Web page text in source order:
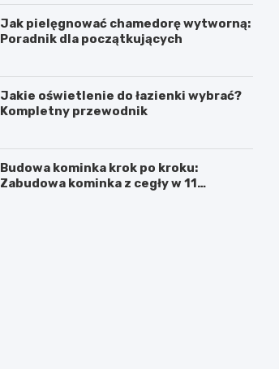
Jak pielęgnować chamedorę wytworną:
Poradnik dla początkujących
Jakie oświetlenie do łazienki wybrać?
Kompletny przewodnik
Budowa kominka krok po kroku:
Zabudowa kominka z cegły w 11